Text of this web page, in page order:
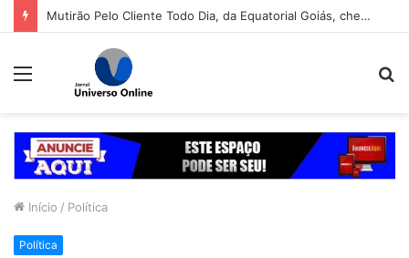
Mutirão Pelo Cliente Todo Dia, da Equatorial Goiás, chega a Goiânia na próxima segunda-feira (10)
Menu
Início / Política
Política